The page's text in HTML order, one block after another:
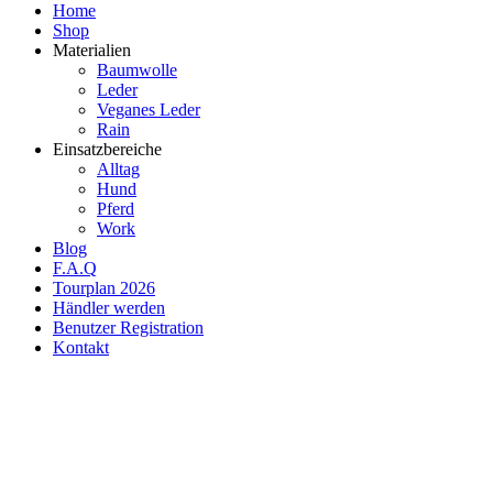
Home
Shop
Materialien
Baumwolle
Leder
Veganes Leder
Rain
Einsatzbereiche
Alltag
Hund
Pferd
Work
Blog
F.A.Q
Tourplan 2026
Händler werden
Benutzer Registration
Kontakt